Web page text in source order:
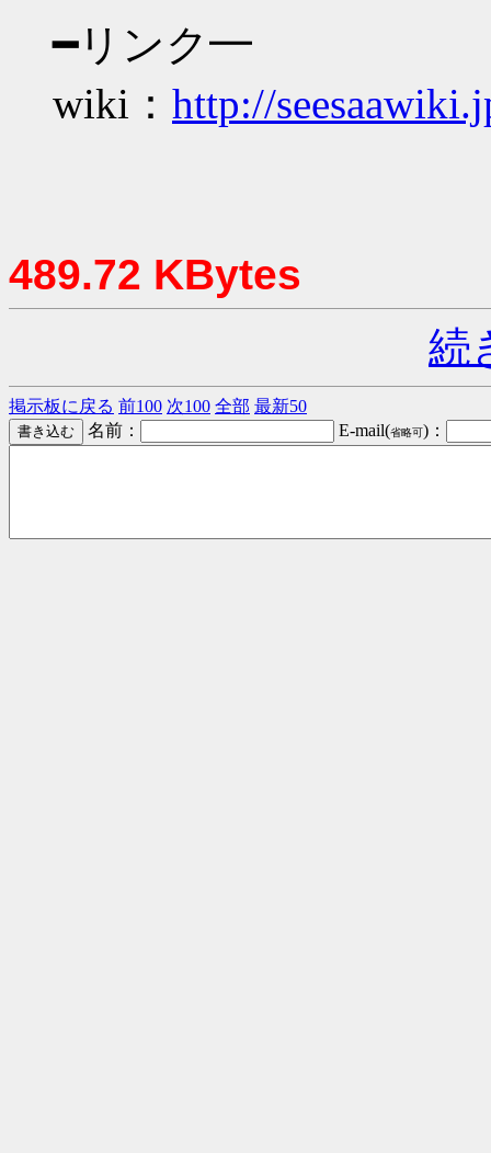
━リンク━
wiki： http://
489.72 KBytes
続
掲示板に戻る 前100 次100 全部 最新50
名前：
E-mail(省略可)：